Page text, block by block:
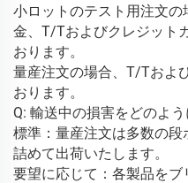
小ロットのテスト用注文
金、T/Tおよびクレジット
おります。
量産注文の場合、T/Tおよ
おります。
Q: 輸送中の損害をどのよ
標準：量産注文は多数の
詰めて出荷いたします。
要望に応じて：各製品を